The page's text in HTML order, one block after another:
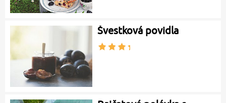
Švestková povidla